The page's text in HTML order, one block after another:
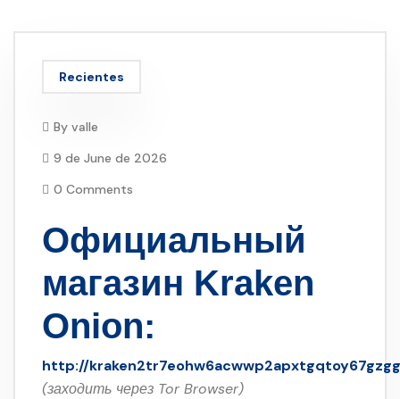
Recientes
By valle
9 de June de 2026
0 Comments
Официальный
магазин Kraken
Onion:
http://
(заходить через Tor Browser)